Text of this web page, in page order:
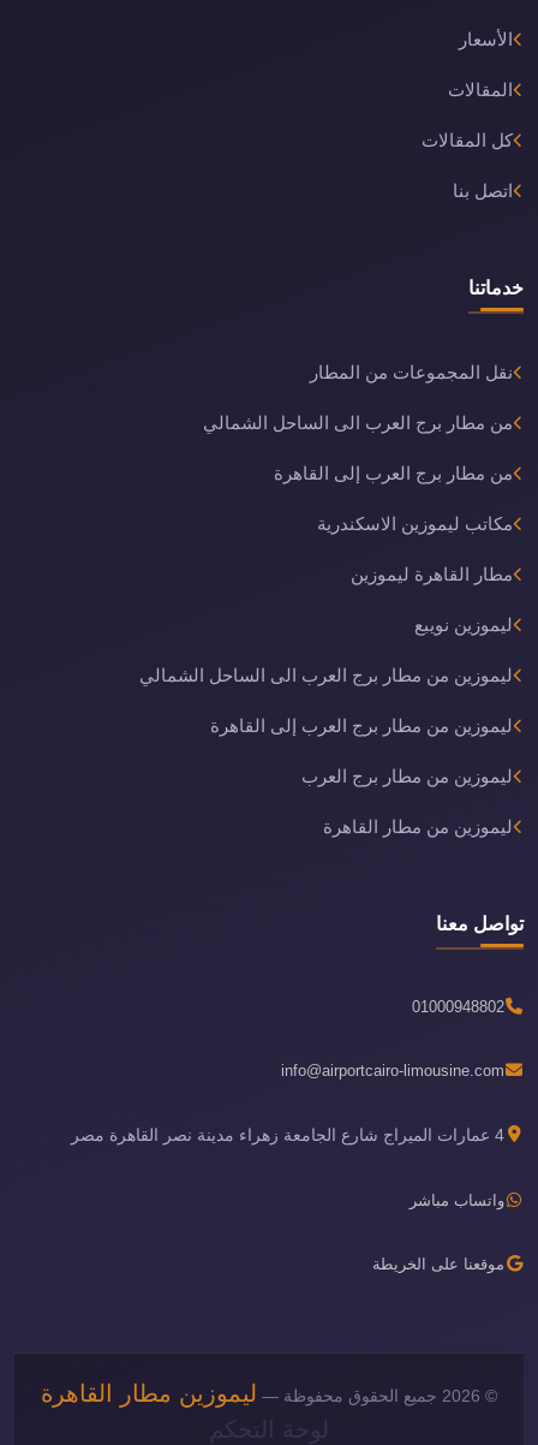
الأسعار
المقالات
كل المقالات
اتصل بنا
خدماتنا
نقل المجموعات من المطار
من مطار برج العرب الى الساحل الشمالي
من مطار برج العرب إلى القاهرة
مكاتب ليموزين الاسكندرية
مطار القاهرة ليموزين
ليموزين نويبع
ليموزين من مطار برج العرب الى الساحل الشمالي
ليموزين من مطار برج العرب إلى القاهرة
ليموزين من مطار برج العرب
ليموزين من مطار القاهرة
تواصل معنا
01000948802
info@airportcairo-limousine.com
4 عمارات الميراج شارع الجامعة زهراء مدينة نصر القاهرة مصر
واتساب مباشر
موقعنا على الخريطة
© 2026 جميع الحقوق محفوظة —
ليموزين مطار القاهرة